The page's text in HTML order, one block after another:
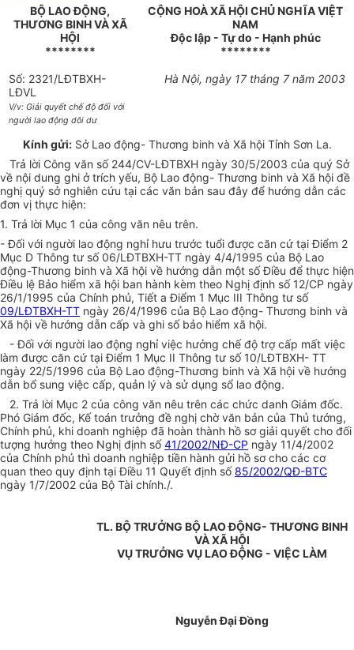
BỘ LAO ĐỘNG,
THƯƠNG BINH VÀ XÃ
HỘI
********
CỘNG HOÀ XÃ HỘI CHỦ NGHĨA VIỆT
NAM
Độc lập - Tự do - Hạnh phúc
********
Số: 2321/LĐTBXH-
LĐVL
V/v: Giải quyết chế độ đối với
người lao động dôi dư
Hà Nội, ngày 17 tháng 7 năm 2003
Kính gửi:Sở Lao động- Thương binh và Xã hội Tỉnh Sơn La.
Trả lời Công văn số 244/CV-LĐTBXH ngày 30/5/2003 của quý Sở
về nội dung ghi ở trích yếu, Bộ Lao động- Thương binh và Xã hội đề
nghị quý sở nghiên cứu tại các văn bản sau đây để hướng dẫn các
đơn vị thực hiện:
1. Trả lời Mục 1 của công văn nêu trên.
- Đối với người lao động nghỉ hưu trước tuổi được căn cứ tại Điểm 2
Mục D Thông tư số 06/LĐTBXH-TT ngày 4/4/1995 của Bộ Lao
động-Thương binh và Xã hội về hướng dẫn một số Điều để thực hiện
Điều lệ Bảo hiểm xã hội ban hành kèm theo Nghị định số 12/CP ngày
26/1/1995 của Chính phủ, Tiết a Điểm 1 Mục III Thông tư số
09/LĐTBXH-TT ngày 26/4/1996 của Bộ Lao động- Thương binh và
Xã hội về hướng dẫn cấp và ghi số bảo hiểm xã hội.
- Đối với người lao động nghỉ việc hưởng chế độ trợ cấp mất việc
làm được căn cứ tại Điểm 1 Mục II Thông tư số 10/LĐTBXH- TT
ngày 22/5/1996 của Bộ Lao động-Thương binh và Xã hội về hướng
dẫn bổ sung việc cấp, quản lý và sử dụng sổ lao động.
2. Trả lời Mục 2 của công văn nêu trên các chức danh Giám đốc.
Phó Giám đốc, Kế toán trưởng đề nghị chờ văn bản của Thủ tướng,
Chính phủ, khi doanh nghiệp đã hoàn thành hồ sơ giải quyết cho đối
tượng hưởng theo Nghị định số41/2002/NĐ-CP ngày 11/4/2002
của Chính phủ thì doanh nghiệp tiền hành gửi hồ sơ cho các cơ
quan theo quy định tại Điều 11 Quyết định số85/2002/QĐ-BTC
ngày 1/7/2002 của Bộ Tài chính./.
TL. BỘ TRƯỞNG BỘ LAO ĐỘNG- THƯƠNG BINH
VÀ XÃ HỘI
VỤ TRƯỞNG VỤ LAO ĐỘNG - VIỆC LÀM
Nguyễn Đại Đồng